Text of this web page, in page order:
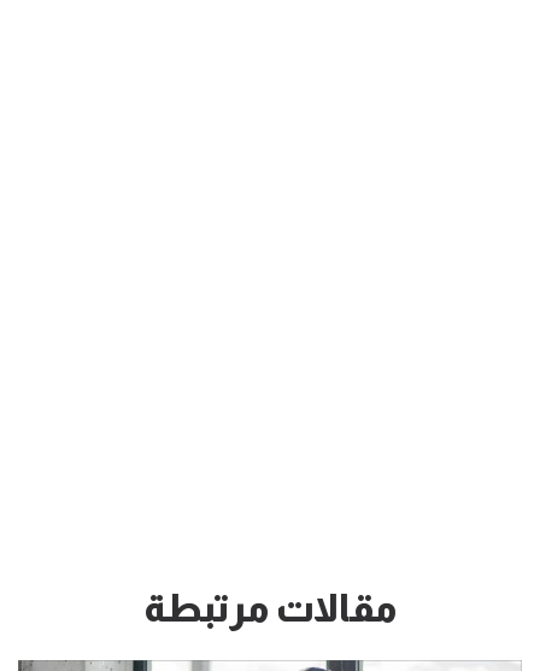
مقالات مرتبطة